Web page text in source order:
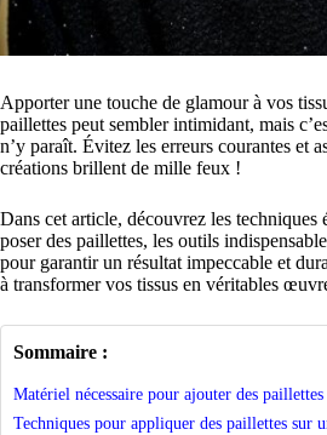
Apporter une touche de glamour à vos
paillettes peut sembler intimidant, mais
n’y paraît. Évitez les erreurs courantes et
créations brillent de mille feux !
Dans cet article, découvrez les techniques
poser des paillettes, les outils
pour garantir un résultat impeccable et
à transformer vos tissus en véritables
Sommaire :
Matériel nécessaire pour ajouter des paillettes
Techniques pour appliquer des paillettes sur